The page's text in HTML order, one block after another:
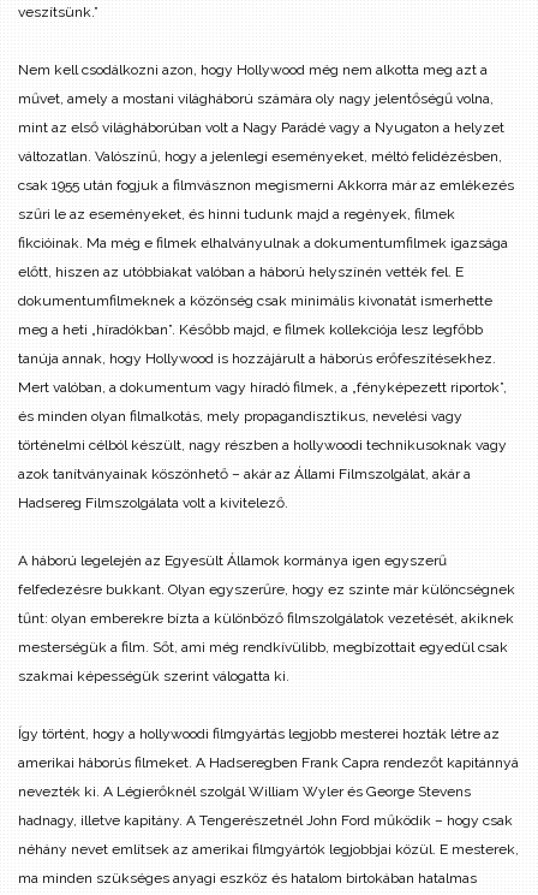
veszítsünk.”
Nem kell csodálkozni azon, hogy Hollywood még nem alkotta meg azt a
művet, amely a mostani világháború számára oly nagy jelentőségű volna,
mint az első világháborúban volt a Nagy Parádé vagy a Nyugaton a helyzet
változatlan. Valószínű, hogy a jelenlegi eseményeket, méltó felidézésben,
csak 1955 után fogjuk a filmvásznon megismerni Akkorra már az emlékezés
szűri le az eseményeket, és hinni tudunk majd a regények, filmek
fikcióinak. Ma még e filmek elhalványulnak a dokumentumfilmek igazsága
előtt, hiszen az utóbbiakat valóban a háború helyszínén vették fel. E
dokumentumfilmeknek a közönség csak minimális kivonatát ismerhette
meg a heti „híradókban”. Később majd, e filmek kollekciója lesz legfőbb
tanúja annak, hogy Hollywood is hozzájárult a háborús erőfeszítésekhez.
Mert valóban, a dokumentum vagy híradó filmek, a „fényképezett riportok”,
és minden olyan filmalkotás, mely propagandisztikus, nevelési vagy
történelmi célból készült, nagy részben a hollywoodi technikusoknak vagy
azok tanítványainak köszönhető – akár az Állami Filmszolgálat, akár a
Hadsereg Filmszolgálata volt a kivitelező.
A háború legelején az Egyesült Államok kormánya igen egyszerű
felfedezésre bukkant. Olyan egyszerűre, hogy ez szinte már különcségnek
tűnt: olyan emberekre bízta a különböző filmszolgálatok vezetését, akiknek
mesterségük a film. Sőt, ami még rendkívülibb, megbízottait egyedül csak
szakmai képességük szerint válogatta ki.
Így történt, hogy a hollywoodi filmgyártás legjobb mesterei hozták létre az
amerikai háborús filmeket. A Hadseregben Frank Capra rendezőt kapitánnyá
nevezték ki. A Légierőknél szolgál William Wyler és George Stevens
hadnagy, illetve kapitány. A Tengerészetnél John Ford működik – hogy csak
néhány nevet említsek az amerikai filmgyártók legjobbjai közül. E mesterek,
ma minden szükséges anyagi eszköz és hatalom birtokában hatalmas